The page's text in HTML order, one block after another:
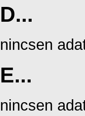
D...
nincsen
E...
nincsen